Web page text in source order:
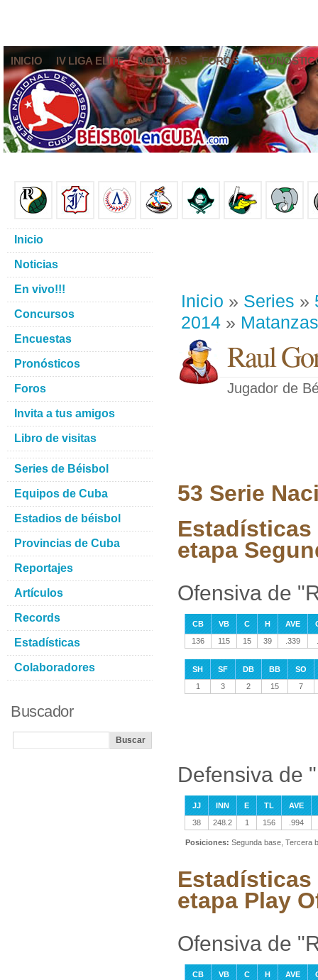
INICIO IV LIGA ELITE NOTICIAS FOROS
Inicio » Series »
2014 » Matanzas
Raul
Jugador de
53 Serie
Estadísticas
etapa
Ofensiva de
CB VB C H AVE
136
115 15 39 .339
SH SF DB BB
SO
1
3 2 15 7
Defensiva de
JJ INN E TL
AVE
38
248.2 1 156 .994
Posiciones: Segunda base, Tercera
Estadísticas
etapa Play
Ofensiva de
CB VB C H AVE
Inicio
Noticias
En vivo!!!
Concursos
Encuestas
Pronósticos
Foros
Invita a tus amigos
Libro de visitas
Series de Béisbol
Equipos de Cuba
Estadios de béisbol
Provincias de Cuba
Reportajes
Artículos
Records
Estadísticas
Colaboradores
Buscador